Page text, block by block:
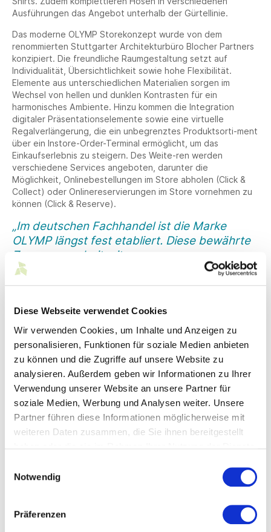
Diese Webseite verwendet Cookies
Wir verwenden Cookies, um Inhalte und Anzeigen zu
personalisieren, Funktionen für soziale Medien anbieten
zu können und die Zugriffe auf unsere Website zu
analysieren. Außerdem geben wir Informationen zu Ihrer
Verwendung unserer Website an unsere Partner für
soziale Medien, Werbung und Analysen weiter. Unsere
Partner führen diese Informationen möglicherweise mit
weiteren Daten zusammen, die Sie ihnen bereitgestellt
Notwendig
Präferenzen
Ausführungen das Angebot unterhalb der Gürtellinie.
Das moderne OLYMP Storekonzept wurde von dem
renommierten Stuttgarter Architekturbüro Blocher Partners
konzipiert. Die freundliche Raumgestaltung setzt auf
Individualität, Übersichtlichkeit sowie hohe Flexibilität.
Elemente aus unterschiedlichen Materialien sorgen im
Wechsel von hellen und dunklen Kontrasten für ein
harmonisches Ambiente. Hinzu kommen die Integration
digitaler Präsentationselemente sowie eine virtuelle
Regalverlängerung, die ein unbegrenztes Produktsorti-ment
über ein Instore-Order-Terminal ermöglicht, um das
Einkaufserlebnis zu steigern. Des Weite-ren werden
verschiedene Services angeboten, darunter die
Möglichkeit, Onlinebestellungen im Store abholen (Click &
Collect) oder Onlinereservierungen im Store vornehmen zu
können (Click & Reserve).
„Im deutschen Fachhandel ist die Marke
OLYMP längst fest etabliert. Diese bewährte
Zusammenarbeit mit unseren
Handelspartnern wollen wir noch weiter
intensivieren. Gleichzeitig beabsichtigen wir,
stärken. Mit ihrem besonderen Altstadtflair
verfügt Nürnberg über eine hervorragende
Einzelhandelszentralität. Zur lokalen
Bevölkerung kommen die Menschen aus dem
Umland, die gezielt zum Einkaufen in die Stadt
gehen, sowie Millionen von Touristen.“
so Kai Graf, OLYMP Geschäftsführer für Vertrieb.
Der neue OLYMP Markenstore schafft außerdem fünf
zusätzliche Arbeitsplätze. Das versierte Verkaufsteam
Württemberg für eine besondere Einkaufsatmosphäre.
Mitglied